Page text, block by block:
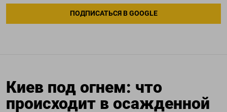
ПОДПИСАТЬСЯ В GOOGLE
Киев под огнем: что
происходит в осажденной